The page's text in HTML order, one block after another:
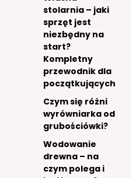
stolarnia – jaki
sprzęt jest
niezbędny na
start?
Kompletny
przewodnik dla
początkujących
Czym się różni
wyrówniarka od
grubościówki?
Wodowanie
drewna – na
czym polega i